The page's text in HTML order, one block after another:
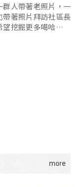
人帶著老照片，一
著照片拜訪社區長
挖掘更多噶哈巫族